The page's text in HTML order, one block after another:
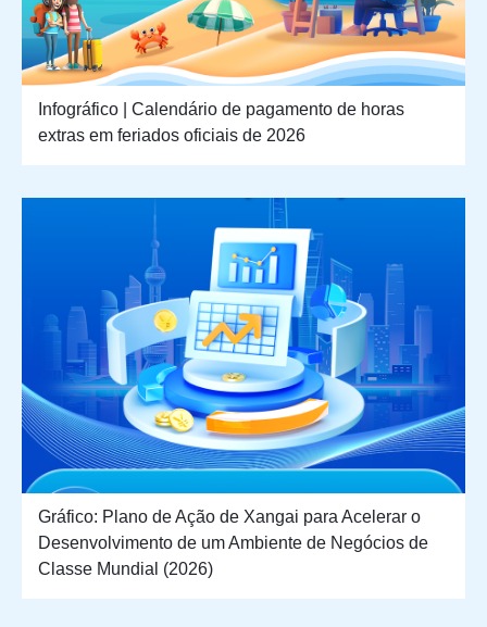
Infográfico | Calendário de pagamento de horas
extras em feriados oficiais de 2026
Gráfico: Plano de Ação de Xangai para Acelerar o
Desenvolvimento de um Ambiente de Negócios de
Classe Mundial (2026)